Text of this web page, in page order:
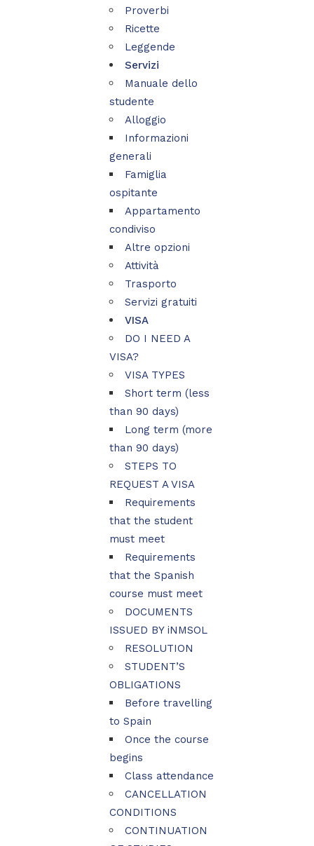
Proverbi
Ricette
Leggende
Servizi
Manuale dello
studente
Alloggio
Informazioni
generali
Famiglia
ospitante
Appartamento
condiviso
Altre opzioni
Attività
Trasporto
Servizi gratuiti
VISA
DO I NEED A
VISA?
VISA TYPES
Short term (less
than 90 days)
Long term (more
than 90 days)
STEPS TO
REQUEST A VISA
Requirements
that the student
must meet
Requirements
that the Spanish
course must meet
DOCUMENTS
ISSUED BY iNMSOL
RESOLUTION
STUDENT’S
OBLIGATIONS
Before travelling
to Spain
Once the course
begins
Class attendance
CANCELLATION
CONDITIONS
CONTINUATION